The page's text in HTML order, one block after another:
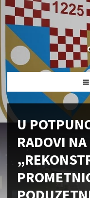
U
RADOVI